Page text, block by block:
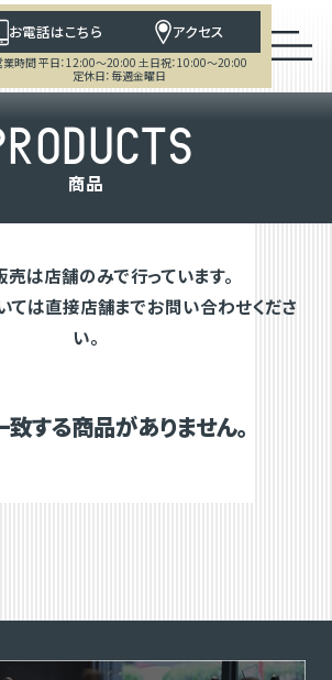
お電話はこちら アクセス
業時間 平日：12:00～20:00 土日祝：10:00～20:00
定休日：毎週金曜日
RODUCTS
商品
は店舗のみで行っています。
ては直接店舗までお問い合わせくださ
い。
する商品がありません。